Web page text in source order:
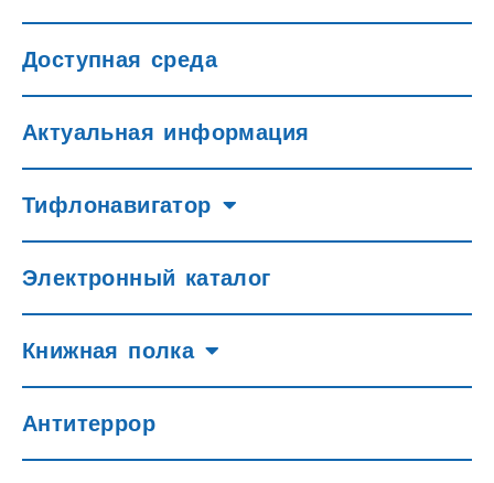
Доступная среда
Актуальная информация
Тифлонавигатор
Электронный каталог
Книжная полка
Антитеррор